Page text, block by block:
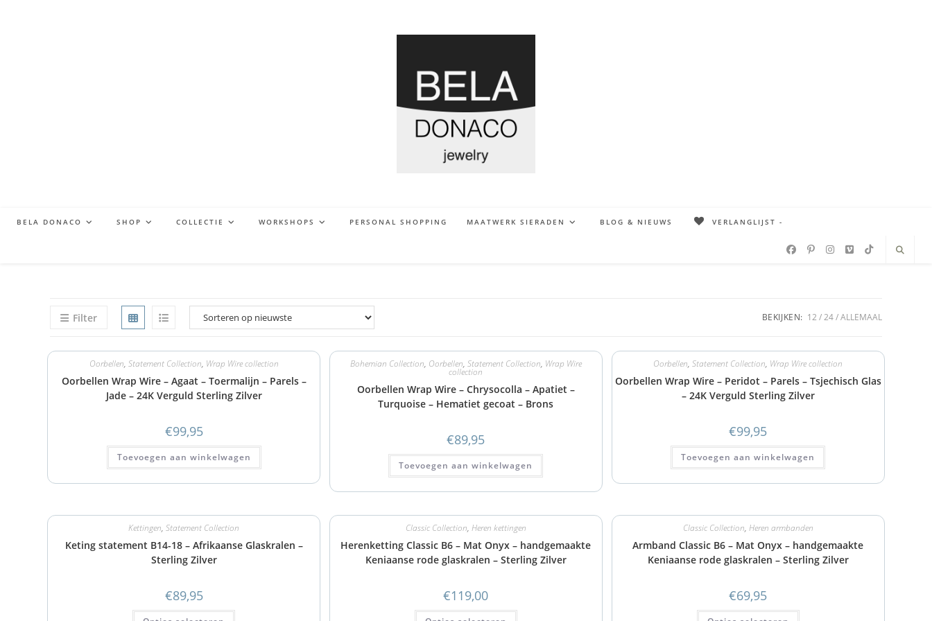
BELA DONACO SHOP COLLECTIE WORKSHOPS PERSONAL SHOPPING MAATWERK SIERADEN BLOG & NIEUWS VERLANGLIJST -
Filter BEKIJKEN: 12 24 ALLEMAAL
Oorbellen, Statement Collection, Wrap Wire collection
Oorbellen Wrap Wire – Agaat – Toermalijn – Parels –
Jade – 24K Verguld Sterling Zilver
€99,95
Toevoegen aan winkelwagen
Bohemian Collection, Oorbellen, Statement Collection, Wrap Wire
collection
Oorbellen Wrap Wire – Chrysocolla – Apatiet –
Turquoise – Hematiet gecoat – Brons
€89,95
Toevoegen aan winkelwagen
Oorbellen,Statement Collection, Wrap Wire collection
Oorbellen Wrap Wire – Peridot – Parels – Tsjechisch Glas
– 24K Verguld Sterling Zilver
€99,95
Toevoegen aan winkelwagen
Kettingen,Statement Collection
Keting statement B14-18 – Afrikaanse Glaskralen –
Sterling Zilver
€89,95
Classic Collection, Heren kettingen
Herenketting Classic B6 – Mat Onyx – handgemaakte
Keniaanse rode glaskralen – Sterling Zilver
€119,00
Classic Collection, Heren armbanden
Armband Classic B6 – Mat Onyx – handgemaakte
Keniaanse rode glaskralen – Sterling Zilver
€69,95